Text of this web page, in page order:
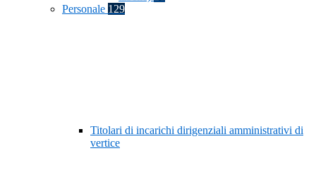
Personale 129
Titolari di incarichi dirigenziali amministrativi di
vertice